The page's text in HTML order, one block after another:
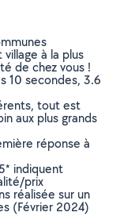
à la plus
de chez vous !
10 secondes, 3.6
tout est
aux plus grands
réponse à
indiquent
prix
réalisée sur un
(Février 2024)